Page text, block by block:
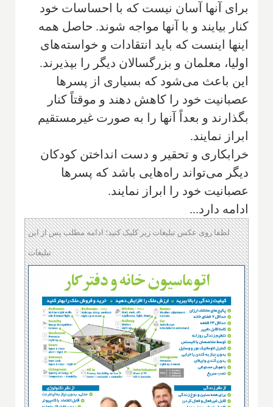
برای آنها آسان نیست که با احساسات خود
کنار بیایند و با آنها مواجه شوند. حاصل همه
اینها اینست که باید انتقادات و خواسته‌های
اولیا، معلمان و بزرگسالان دیگر را بپذیرند.
این باعث می‌شود که بسیاری از پسرها
عصبانیت خود را کاهش دهند و موقتاً کنار
بگذارند و بعداً آنها را به صورت غیرمستقیم
ابراز نمایند.
خرابکاری و تحقیر و دست انداختن کودکان
دیگر‌ می‌تواند راه‌هایی باشد که پسرها
عصبانیت خود را ابراز نمایند.
ادامه دارد...
لطفا روی عکس تبلیغات زیر کلیک کنید؛ ادامه مطلب پس از این
تبلیغات